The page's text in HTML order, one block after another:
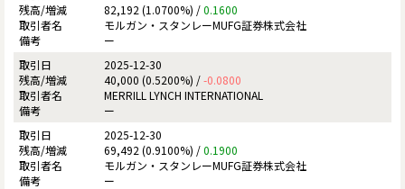
82,192 (1.0700%) /0.1600
モルガン・スタンレーMUFG証券株式会社
ー
2025-12-30
40,000 (0.5200%) /-0.0800
MERRILL LYNCH INTERNATIONAL
ー
2025-12-30
69,492 (0.9100%) /0.1900
モルガン・スタンレーMUFG証券株式会社
ー